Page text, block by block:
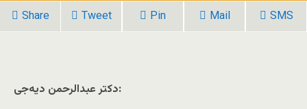
Share Tweet Pin Mail SMS
دکتر عبدالرحمن دیه‌جی: